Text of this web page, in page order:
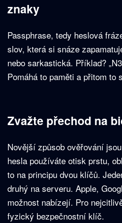
znaky
Passphrase, tedy heslová
slov, která si snáze
nebo sarkastická. Příklad?
Pomáhá to paměti a přitom to
Zvažte přechod na
Novější způsob ověřování
hesla používáte otisk prstu,
to na principu dvou klíčů.
druhý na serveru. Apple,
možnost nabízejí. Pro
fyzický bezpečnostní klíč.